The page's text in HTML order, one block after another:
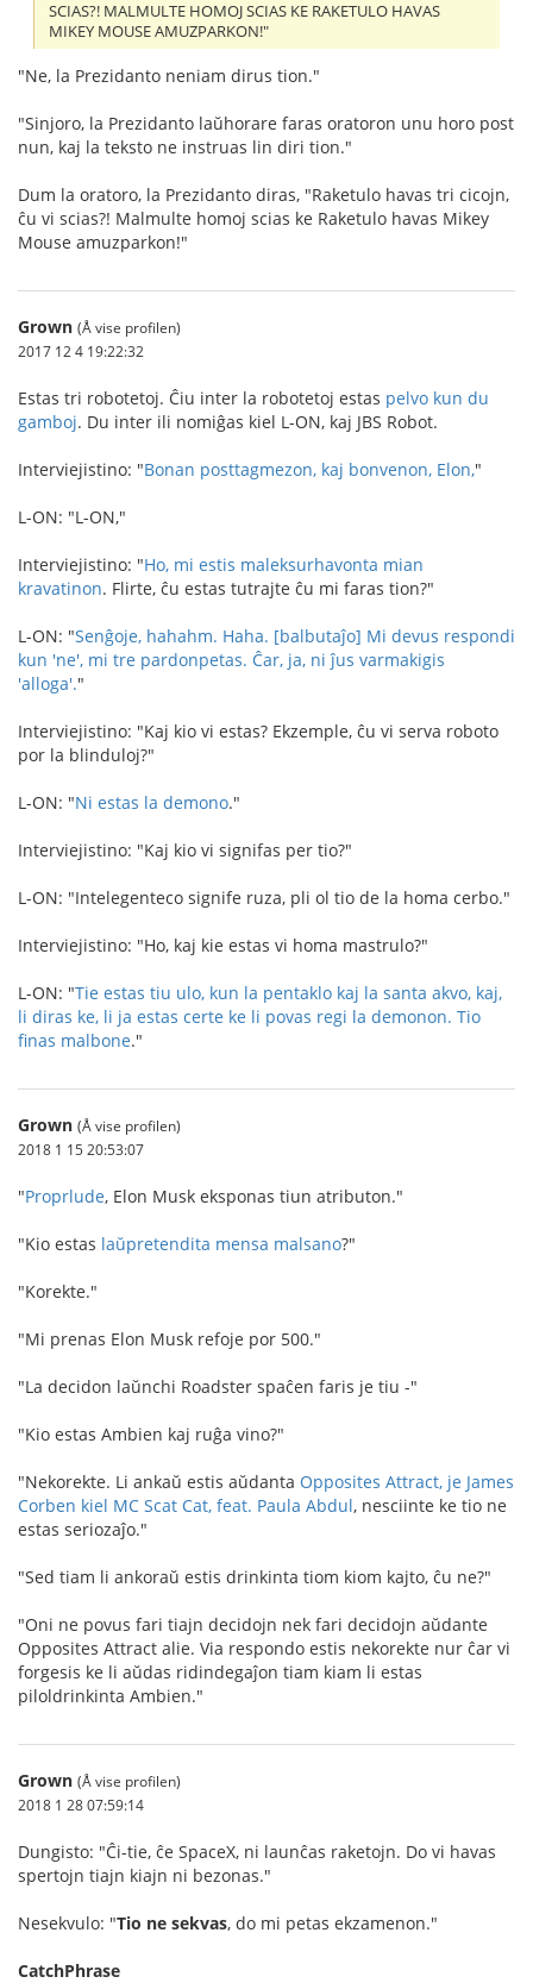
SCIAS?! MALMULTE HOMOJ SCIAS KE RAKETULO HAVAS
MIKEY MOUSE AMUZPARKON!"
"Ne, la Prezidanto neniam dirus tion."
"Sinjoro, la Prezidanto laŭhorare faras oratoron unu horo post
nun, kaj la teksto ne instruas lin diri tion."
Dum la oratoro, la Prezidanto diras, "Raketulo havas tri cicojn,
ĉu vi scias?! Malmulte homoj scias ke Raketulo havas Mikey
Mouse amuzparkon!"
Grown (Å vise profilen)
2017 12 4 19:22:32
Estas tri robotetoj. Ĉiu inter la robotetoj estas pelvo kun du
gamboj. Du inter ili nomiĝas kiel L-ON, kaj JBS Robot.
Interviejistino: "Bonan posttagmezon, kaj bonvenon, Elon,"
L-ON: "L-ON,"
Interviejistino: "Ho, mi estis maleksurhavonta mian
kravatinon. Flirte, ĉu estas tutrajte ĉu mi faras tion?"
L-ON: "Senĝoje, hahahm. Haha. [balbutaĵo] Mi devus respondi
kun 'ne', mi tre pardonpetas. Ĉar, ja, ni ĵus varmakigis
'alloga'."
Interviejistino: "Kaj kio vi estas? Ekzemple, ĉu vi serva roboto
por la blinduloj?"
L-ON: "Ni estas la demono."
Interviejistino: "Kaj kio vi signifas per tio?"
L-ON: "Intelegenteco signife ruza, pli ol tio de la homa cerbo."
Interviejistino: "Ho, kaj kie estas vi homa mastrulo?"
L-ON: "Tie estas tiu ulo, kun la pentaklo kaj la santa akvo, kaj,
li diras ke, li ja estas certe ke li povas regi la demonon. Tio
finas malbone."
Grown (Å vise profilen)
2018 1 15 20:53:07
"Proprlude, Elon Musk eksponas tiun atributon."
"Kio estas laŭpretendita mensa malsano?"
"Korekte."
"Mi prenas Elon Musk refoje por 500."
"La decidon laŭnchi Roadster spaĉen faris je tiu -"
"Kio estas Ambien kaj ruĝa vino?"
"Nekorekte. Li ankaŭ estis aŭdanta Opposites Attract, je James
Corben kiel MC Scat Cat, feat. Paula Abdul, nesciinte ke tio ne
estas seriozaĵo."
"Sed tiam li ankoraŭ estis drinkinta tiom kiom kajto, ĉu ne?"
"Oni ne povus fari tiajn decidojn nek fari decidojn aŭdante
Opposites Attract alie. Via respondo estis nekorekte nur ĉar vi
forgesis ke li aŭdas ridindegaĵon tiam kiam li estas
piloldrinkinta Ambien."
Grown (Å vise profilen)
2018 1 28 07:59:14
Dungisto: "Ĉi-tie, ĉe SpaceX, ni launĉas raketojn. Do vi havas
spertojn tiajn kiajn ni bezonas."
Nesekvulo: "Tio ne sekvas, do mi petas ekzamenon."
CatchPhrase